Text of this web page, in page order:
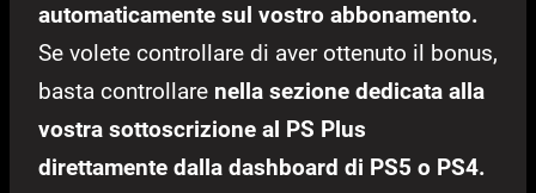
automaticamente sul vostro abbonamento.
Se volete controllare di aver ottenuto il bonus,
basta controllare nella sezione dedicata alla
vostra sottoscrizione al PS Plus
direttamente dalla dashboard di PS5 o PS4.